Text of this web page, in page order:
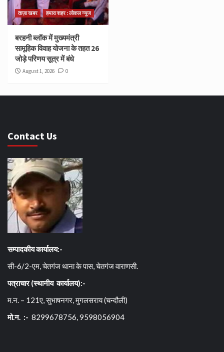
ताज़ा खबर हमारा शहर : लोकल न्यूज
बरहनी ब्लॉक में मुख्यमंत्री
सामूहिक विवाह योजना के तहत 26
जोड़े परिणय सूत्र में बंधे
August 1, 2026 0
Contact Us
सम्पादकीय कार्यालय:-
सी-6/2-एम, चेतगंज थाना के पास, चेतगंज वाराणसी.
पत्राचार (स्थानीय कार्यालय):-
म.न. – 121ए, सुभाषनगर, मुगलसराय (चन्दौली)
मो.न. :- 8299678756, 9598056904